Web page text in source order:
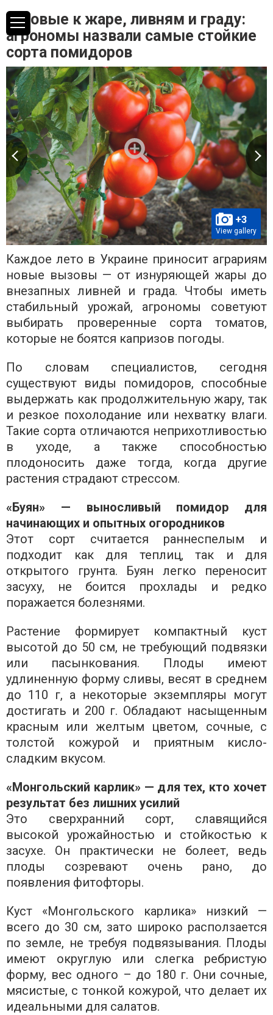
Готовые к жаре, ливням и граду:
агрономы назвали самые стойкие
сорта помидоров
+3
View gallery
Каждое лето в Украине приносит аграриям
новые вызовы — от изнуряющей жары до
внезапных ливней и града. Чтобы иметь
стабильный урожай, агрономы советуют
выбирать проверенные сорта томатов,
которые не боятся капризов погоды.
По словам специалистов, сегодня
существуют виды помидоров, способные
выдержать как продолжительную жару, так
и резкое похолодание или нехватку влаги.
Такие сорта отличаются неприхотливостью
в уходе, а также способностью
плодоносить даже тогда, когда другие
растения страдают стрессом.
«Буян» — выносливый помидор для
начинающих и опытных огородников
Этот сорт считается раннеспелым и
подходит как для теплиц, так и для
открытого грунта. Буян легко переносит
засуху, не боится прохлады и редко
поражается болезнями.
Растение формирует компактный куст
высотой до 50 см, не требующий подвязки
или пасынкования. Плоды имеют
удлиненную форму сливы, весят в среднем
до 110 г, а некоторые экземпляры могут
достигать и 200 г. Обладают насыщенным
красным или желтым цветом, сочные, с
толстой кожурой и приятным кисло-
сладким вкусом.
«Монгольский карлик» — для тех, кто хочет
результат без лишних усилий
Это сверхранний сорт, славящийся
высокой урожайностью и стойкостью к
засухе. Он практически не болеет, ведь
плоды созревают очень рано, до
появления фитофторы.
Куст «Монгольского карлика» низкий —
всего до 30 см, зато широко расползается
по земле, не требуя подвязывания. Плоды
имеют округлую или слегка ребристую
форму, вес одного – до 180 г. Они сочные,
мясистые, с тонкой кожурой, что делает их
идеальными для салатов.